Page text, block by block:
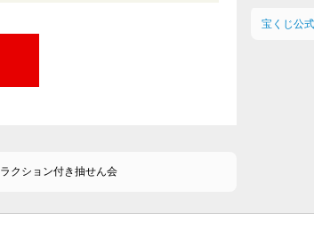
クション付き抽せん会
宝くじ公